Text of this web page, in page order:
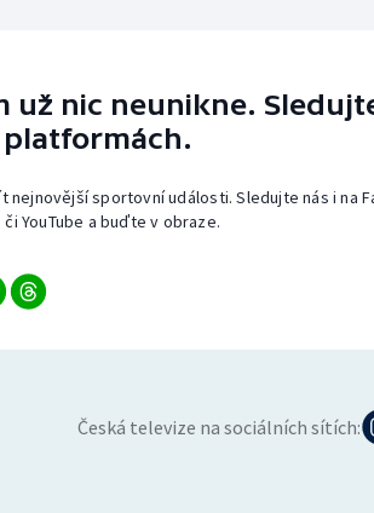
už nic neunikne.
nejnovější sportovní události. Sledujte nás i na
YouTube a buďte v obraze.
Česká televize na sociálních sítích: